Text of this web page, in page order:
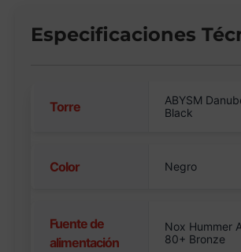
Especificaciones
Torre
ABYSM
Black
Color Negro
Fuente de
alimentación
Nox Hummer
80+ Bronze